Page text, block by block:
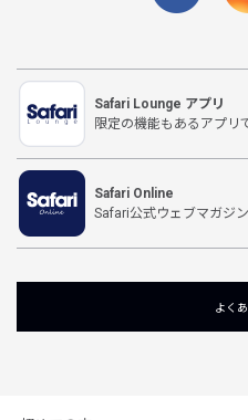
Safari Lounge アプリ
限定の機能もあるアプリ
Safari Online
Safari公式ウェブマガジン
よく